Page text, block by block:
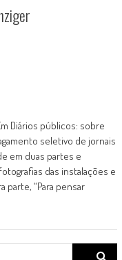
Diários públicos: sobre
seletivo de jornais
em duas partes e
das instalações e
parte, “Para pensar
Search